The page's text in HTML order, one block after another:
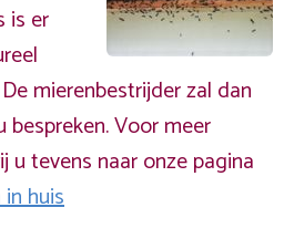
is er
mierenbestrijder zal dan
Voor meer
u tevens naar onze pagina
huis